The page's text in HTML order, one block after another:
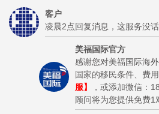
客户
凌晨2点回复消息，这服务没话
美福国际官方
感谢您对美福国际海
国家的移民条件、费
服】
，或添加微信：
顾问将为您提供免费1